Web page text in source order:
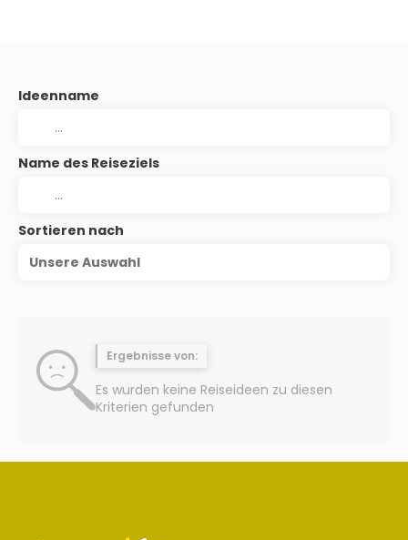
Ideenname
Name des Reiseziels
Sortieren nach
Unsere Auswahl
Ergebnisse von:
Es wurden keine Reiseideen zu diesen
Kriterien gefunden